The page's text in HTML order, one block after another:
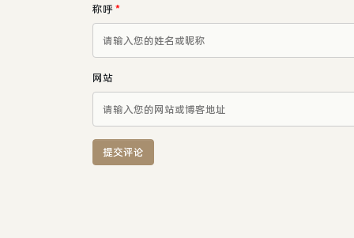
称呼*
网站
提交评论